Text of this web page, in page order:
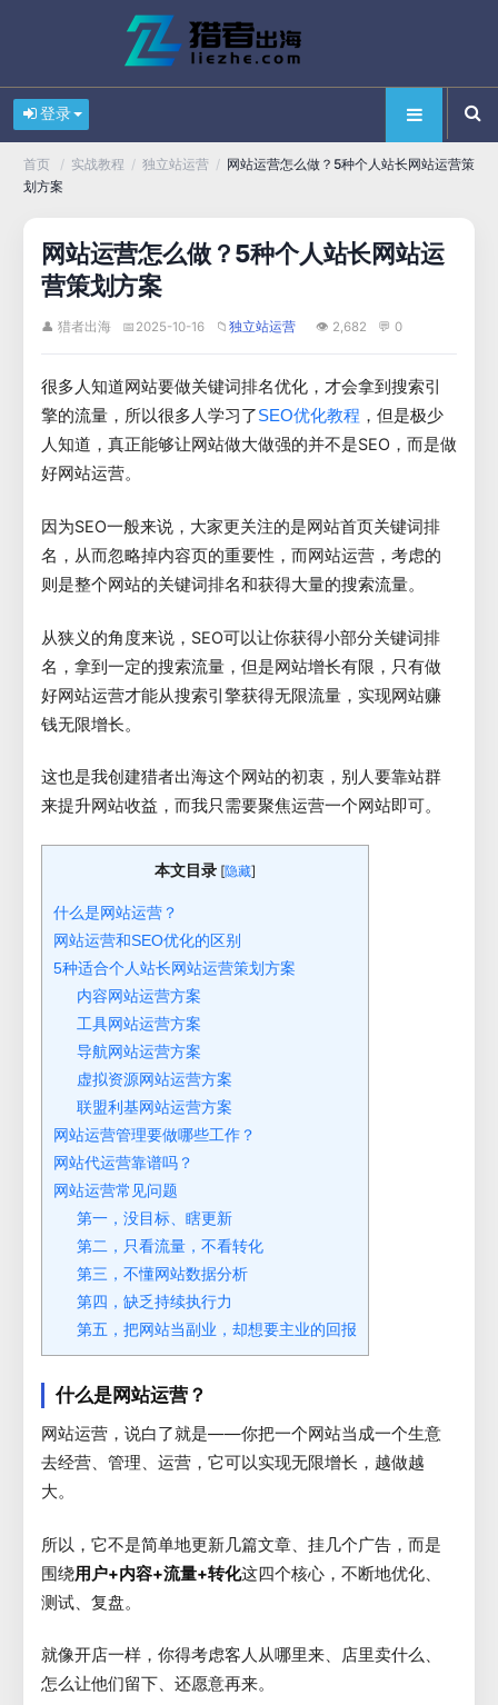
登录
首页 / 实战教程 / 独立站运营 / 网站运营怎么做？5种个人站长网站运营策
划方案
网站运营怎么做？5种个人站长网站运
营策划方案
👤 猎者出海 📅 2025-10-16 📁 独立站运营 👁 2,682 💬 0
很多人知道网站要做关键词排名优化，才会拿到搜索引
擎的流量，所以很多人学习了SEO优化教程 ，但是极少
人知道，真正能够让网站做大做强的并不是SEO，而是做
好网站运营。
因为SEO一般来说，大家更关注的是网站首页关键词排
名，从而忽略掉内容页的重要性，而网站运营，考虑的
则是整个网站的关键词排名和获得大量的搜索流量。
从狭义的角度来说，SEO可以让你获得小部分关键词排
名，拿到一定的搜索流量，但是网站增长有限，只有做
好网站运营才能从搜索引擎获得无限流量，实现网站赚
钱无限增长。
这也是我创建猎者出海这个网站的初衷，别人要靠站群
来提升网站收益，而我只需要聚焦运营一个网站即可。
本文目录 [隐藏]
什么是网站运营？
网站运营和SEO优化的区别
5种适合个人站长网站运营策划方案
内容网站运营方案
工具网站运营方案
导航网站运营方案
虚拟资源网站运营方案
联盟利基网站运营方案
网站运营管理要做哪些工作？
网站代运营靠谱吗？
网站运营常见问题
第一，没目标、瞎更新
第二，只看流量，不看转化
第三，不懂网站数据分析
第四，缺乏持续执行力
第五，把网站当副业，却想要主业的回报
什么是网站运营？
网站运营，说白了就是——你把一个网站当成一个生意
去经营、管理、运营，它可以实现无限增长，越做越
大。
所以，它不是简单地更新几篇文章、挂几个广告，而是
围绕用户+内容+流量+转化这四个核心，不断地优化、
测试、复盘。
就像开店一样，你得考虑客人从哪里来、店里卖什么、
怎么让他们留下、还愿意再来。